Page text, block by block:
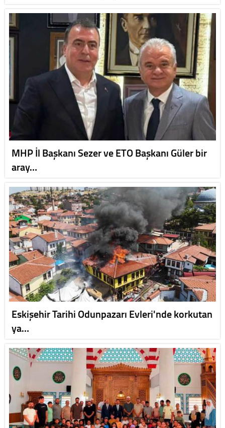
MHP İl Başkanı Sezer ve ETO Başkanı Güler bir
aray…
Eskişehir Tarihi Odunpazarı Evleri'nde korkutan
ya…